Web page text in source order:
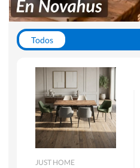
Todos
Escritorios y Sillas PC
Alfombras
JUST HOME